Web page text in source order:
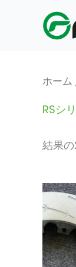
ホーム
RSシ
結果